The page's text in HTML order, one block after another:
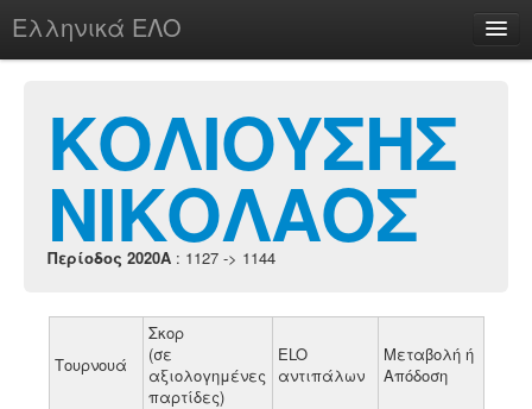
Ελληνικά ΕΛΟ
chesstu.be @ discord
Login
ΚΟΛΙΟΥΣΗΣ
ΝΙΚΟΛΑΟΣ
Περίοδος 2020A : 1127 -> 1144
Τουρνουά
Σκορ
(σε
αξιολογημένες
παρτίδες)
ELO
αντιπάλων
Μεταβολή ή
Απόδοση